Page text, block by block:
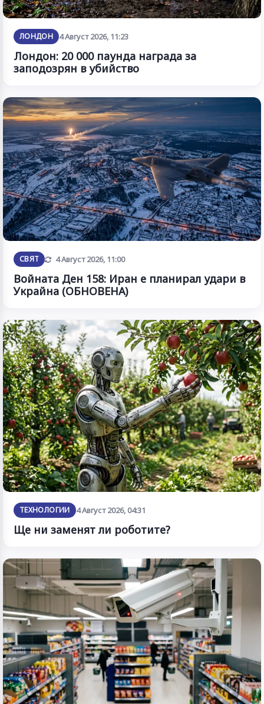
ЛОНДОН 4 Август 2026, 11:23
Лондон: 20 000 паунда награда за
заподозрян в убийство
СВЯТ Обновена
4 Август 2026, 11:00
Войната Ден 158: Иран е планирал удари в
Украйна (ОБНОВЕНА)
ТЕХНОЛОГИИ 4 Август 2026, 04:31
Ще ни заменят ли роботите?